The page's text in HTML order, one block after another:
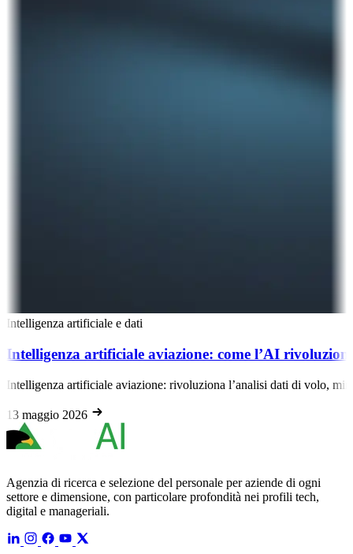
Intelligenza artificiale e dati
Intelligenza artificiale aviazione: come l’AI
Intelligenza artificiale aviazione: rivoluziona l’analisi dati di volo,
13 maggio 2026
Agenzia di ricerca e selezione del personale per aziende di ogni
settore e dimensione, con particolare profondità nei profili tech,
digital e manageriali.